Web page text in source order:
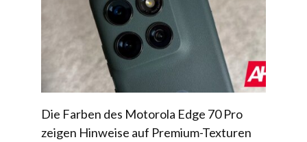
Die Farben des Motorola Edge 70 Pro
zeigen Hinweise auf Premium-Texturen